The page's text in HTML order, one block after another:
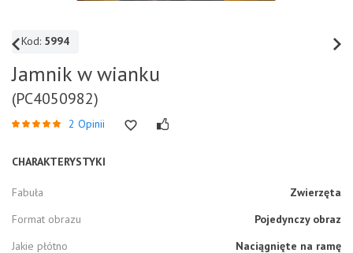
Kod: 5994
Jamnik w wianku
(PC4050982)
2 Opinii
CHARAKTERYSTYKI
Fabuła
Zwierzęta
Format obrazu
Pojedynczy obraz
Jakie płótno
Naciągnięte na ramę